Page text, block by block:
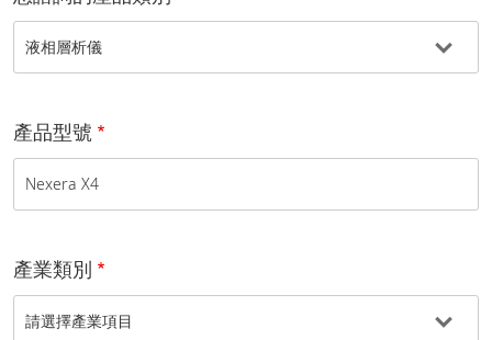
產品型號
產業類別